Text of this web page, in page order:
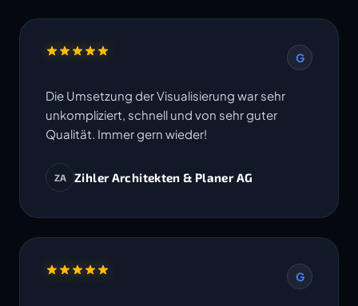
G
Die Umsetzung der Visualisierung war sehr
unkompliziert, schnell und von sehr guter
Qualität. Immer gern wieder!
ZA Zihler Architekten & Planer AG
G